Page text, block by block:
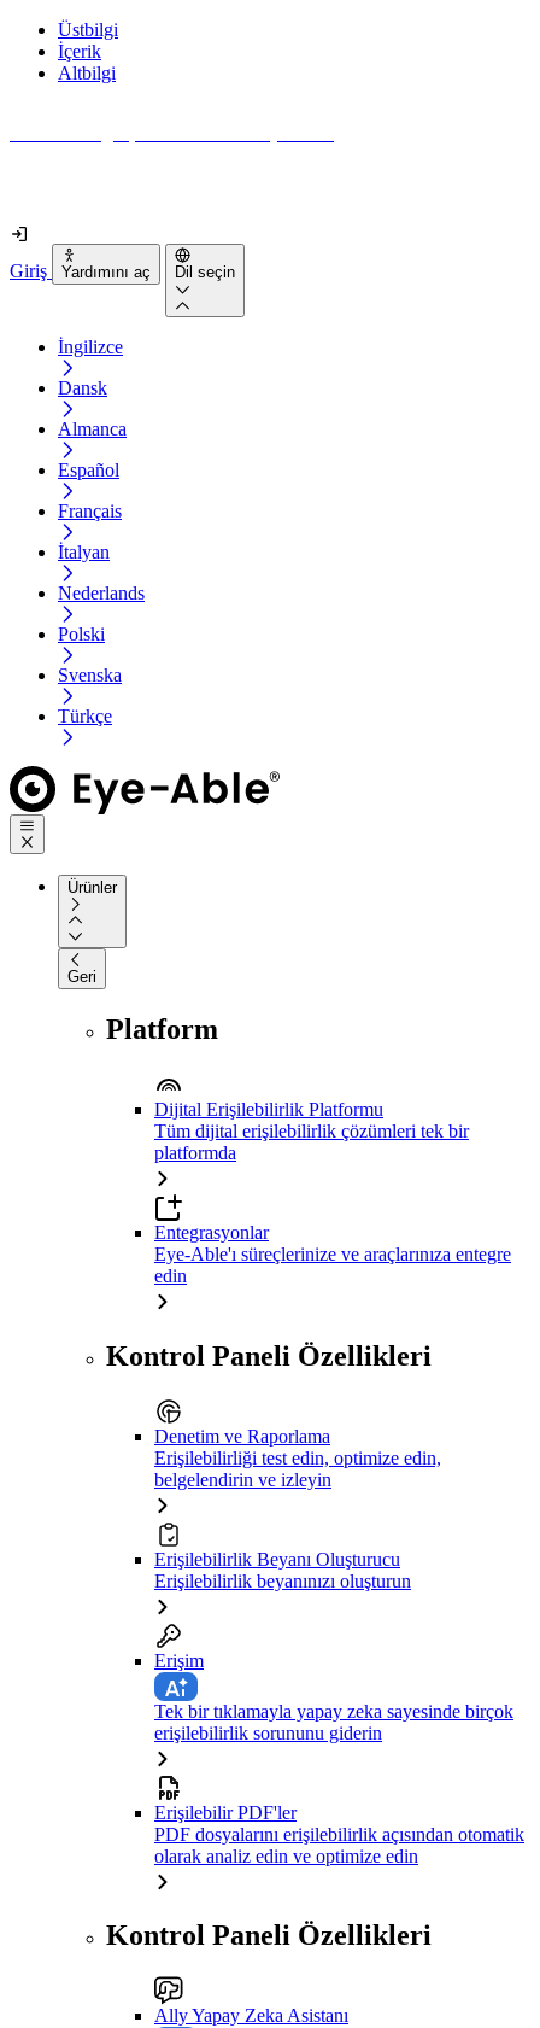
Üstbilgi
İçerik
Altbilgi
Giriş Yardımını aç Dil seçin
İngilizce
Dansk
Almanca
Español
Français
İtalyan
Nederlands
Polski
Svenska
Türkçe
Ürünler
Geri
Platform
Dijital Erişilebilirlik Platformu
Tüm dijital erişilebilirlik çözümleri tek bir
platformda
Entegrasyonlar
Eye-Able'ı süreçlerinize ve araçlarınıza entegre
edin
Kontrol Paneli Özellikleri
Denetim ve Raporlama
Erişilebilirliği test edin, optimize edin,
belgelendirin ve izleyin
Erişilebilirlik Beyanı Oluşturucu
Erişilebilirlik beyanınızı oluşturun
Erişim
Tek bir tıklamayla yapay zeka sayesinde birçok
erişilebilirlik sorununu giderin
Erişilebilir PDF'ler
PDF dosyalarını erişilebilirlik açısından otomatik
olarak analiz edin ve optimize edin
Kontrol Paneli Özellikleri
Ally Yapay Zeka Asistanı